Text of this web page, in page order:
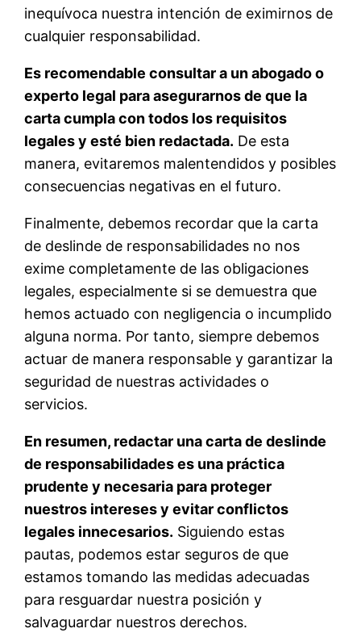
inequívoca nuestra intención de eximirnos de
cualquier responsabilidad.
Es recomendable consultar a un abogado o
experto legal para asegurarnos de que la
carta cumpla con todos los requisitos
legales y esté bien redactada. De esta
manera, evitaremos malentendidos y posibles
consecuencias negativas en el futuro.
Finalmente, debemos recordar que la carta
de deslinde de responsabilidades no nos
exime completamente de las obligaciones
legales, especialmente si se demuestra que
hemos actuado con negligencia o incumplido
alguna norma. Por tanto, siempre debemos
actuar de manera responsable y garantizar la
seguridad de nuestras actividades o
servicios.
En resumen, redactar una carta de deslinde
de responsabilidades es una práctica
prudente y necesaria para proteger
nuestros intereses y evitar conflictos
legales innecesarios. Siguiendo estas
pautas, podemos estar seguros de que
estamos tomando las medidas adecuadas
para resguardar nuestra posición y
salvaguardar nuestros derechos.